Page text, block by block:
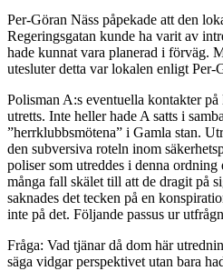
Per-Göran Näss påpekade att den
Regeringsgatan kunde ha varit av
hade kunnat vara planerad i förväg.
utesluter detta var lokalen enligt Per-
Polisman A:s eventuella kontakter
utretts. Inte heller hade A satts i
”herrklubbsmötena” i Gamla stan.
den subversiva roteln inom
poliser som utreddes i denna ordning
många fall skälet till att de dragit på
saknades det tecken på en
inte på det. Följande passus ur
Fråga: Vad tjänar då dom här
säga vidgar perspektivet utan bara